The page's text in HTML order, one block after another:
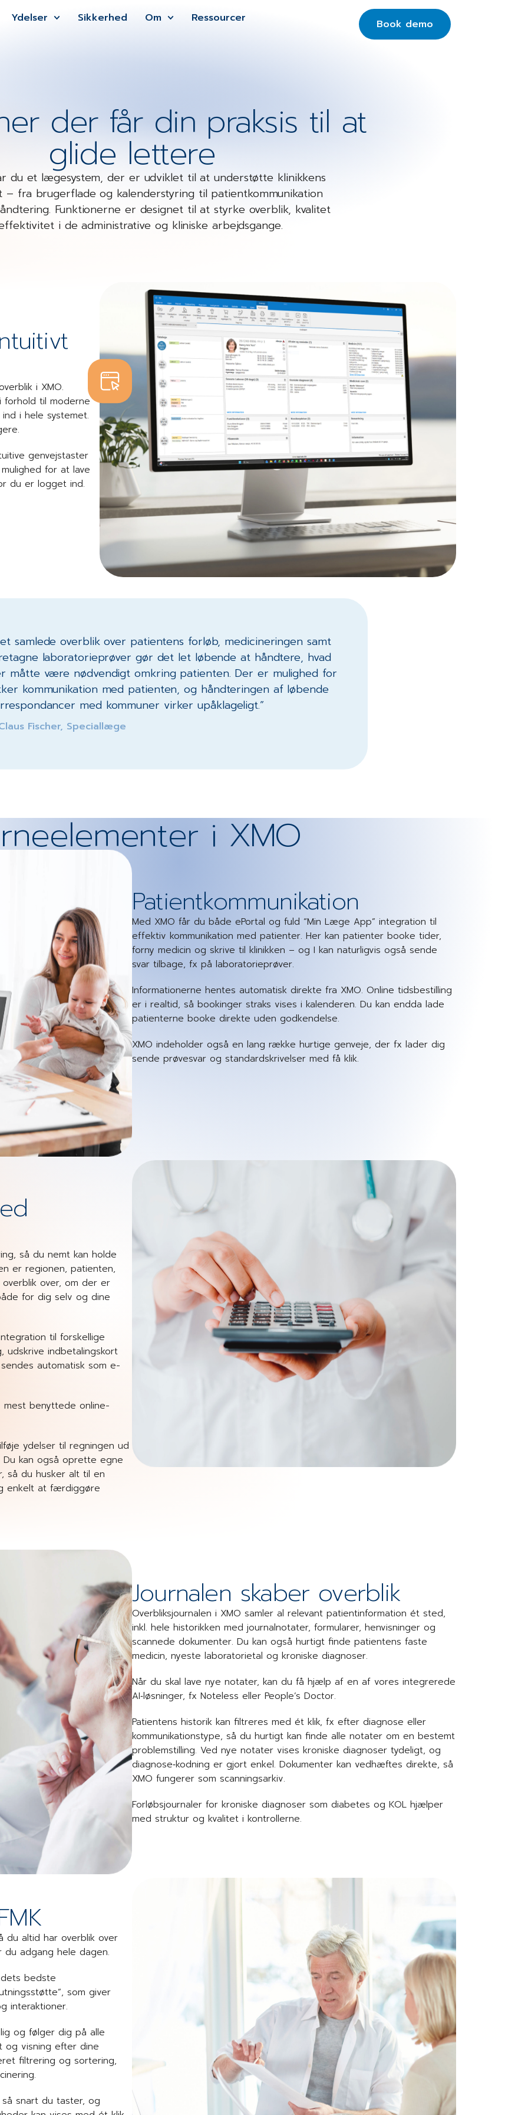
Ydelser Sikkerhed Om Ressourcer Book demo
der får din praksis til at
glide lettere
du et lægesystem, der er udviklet til at understøtte klinikkens
– fra brugerflade og kalenderstyring til patientkommunikation
Funktionerne er designet til at styrke overblik, kvalitet
i de administrative og kliniske arbejdsgange.
i XMO.
forhold til moderne
i hele systemet.
genvejstaster
for at lave
du er logget ind.
samlede overblik over patientens forløb, medicineringen samt
laboratorieprøver gør det let løbende at håndtere, hvad
måtte være nødvendigt omkring patienten. Der er mulighed for
kommunikation med patienten, og håndteringen af løbende
med kommuner virker upåklageligt.”
Fischer, Speciallæge
i XMO
Patientkommunikation
Med XMO får du både ePortal og fuld “Min Læge App” integration til
effektiv kommunikation med patienter. Her kan patienter booke tider,
forny medicin og skrive til klinikken – og I kan naturligvis også sende
svar tilbage, fx på laboratorieprøver.
Informationerne hentes automatisk direkte fra XMO. Online tidsbestilling
er i realtid, så bookinger straks vises i kalenderen. Du kan endda lade
patienterne booke direkte uden godkendelse.
XMO indeholder også en lang række hurtige genveje, der fx lader dig
sende prøvesvar og standardskrivelser med få klik.
så du nemt kan holde
er regionen, patienten,
over, om der er
for dig selv og dine
til forskellige
udskrive indbetalingskort
automatisk som e-
mest benyttede online-
ydelser til regningen ud
kan også oprette egne
så du husker alt til en
enkelt at færdiggøre
Journalen skaber overblik
Overbliksjournalen i XMO samler al relevant patientinformation ét sted,
inkl. hele historikken med journalnotater, formularer, henvisninger og
scannede dokumenter. Du kan også hurtigt finde patientens faste
medicin, nyeste laboratorietal og kroniske diagnoser.
Når du skal lave nye notater, kan du få hjælp af en af vores integrerede
AI‑løsninger, fx Noteless eller People’s Doctor.
Patientens historik kan filtreres med ét klik, fx efter diagnose eller
kommunikationstype, så du hurtigt kan finde alle notater om en bestemt
problemstilling. Ved nye notater vises kroniske diagnoser tydeligt, og
diagnose‑kodning er gjort enkel. Dokumenter kan vedhæftes direkte, så
XMO fungerer som scanningsarkiv.
Forløbsjournaler for kroniske diagnoser som diabetes og KOL hjælper
med struktur og kvalitet i kontrollerne.
du altid har overblik over
du adgang hele dagen.
bedste
som giver
interaktioner.
og følger dig på alle
og visning efter dine
filtrering og sortering,
snart du taster, og